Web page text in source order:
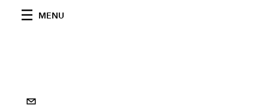
MENU